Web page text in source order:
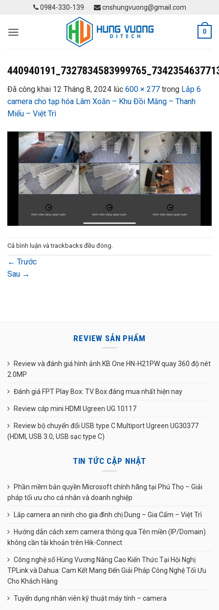
content
0984-330-139 cnshungvuong@gmail.com
0
Đã công khai 12 Tháng 8, 2024 lúc 600 × 277 trong Lắp 6
camera cho tạp hóa Lâm Xoăn – Khu Đồi Măng – Thanh
Miếu – Việt Trì
Cả bình luận và trackbacks đều đóng.
← Trước
Sau →
REVIEW SẢN PHẨM
Review và đánh giá hình ảnh KB One HN-H21PW quay 360 độ nét
2.0MP
Đánh giá FPT Play Box: TV Box đáng mua nhất hiện nay
Review cáp mini HDMI Ugreen UG 10117
Review bộ chuyển đổi USB type C Multiport Ugreen UG30377
(HDMI, USB 3.0, USB sạc type C)
TIN TỨC CẬP NHẬT
Phần mềm bản quyền Microsoft chính hãng tại Phú Thọ – Giải
pháp tối ưu cho cá nhân và doanh nghiệp
Lắp camera an ninh cho gia đình chị Dung – Gia Cẩm – Việt Trì
Hướng dẫn cách xem camera thông qua Tên miền (IP/Domain)
không cần tài khoản trên Hik-Connect
Công nghệ số Hùng Vương Nâng Cao Kiến Thức Tại Hội Nghị
TPLink và Dahua: Cam Kết Mang Đến Giải Pháp Công Nghệ Tối Ưu
Cho Khách Hàng
Tuyển dụng nhân viên kỹ thuật máy tính – camera